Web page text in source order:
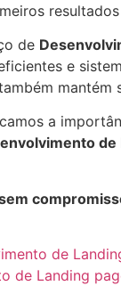
de
e
a
de
de
de Landing